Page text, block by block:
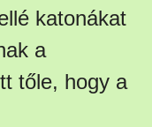
katonákat
a
tőle, hogy a